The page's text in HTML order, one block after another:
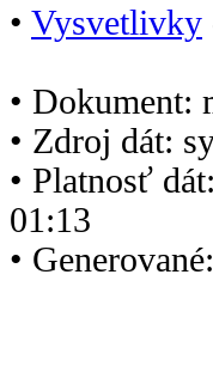
• Vysvetlivky
• Dokument:
• Zdroj dát:
• Platnosť
01:13
•